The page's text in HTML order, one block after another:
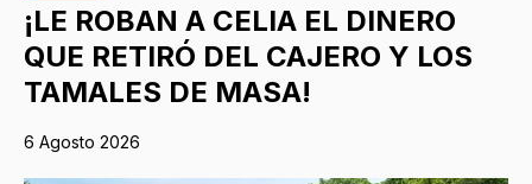
¡LE ROBAN A CELIA EL DINERO
QUE RETIRÓ DEL CAJERO Y LOS
TAMALES DE MASA!
6 Agosto 2026